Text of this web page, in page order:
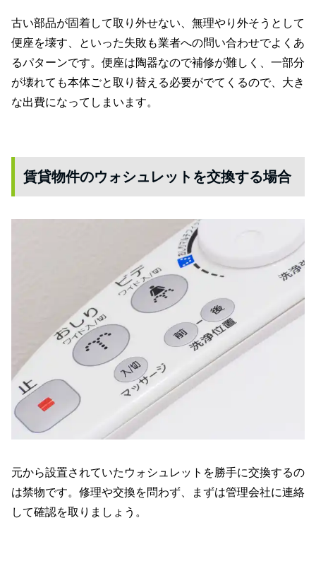
古い部品が固着して取り外せない、無理やり外そうとして
便座を壊す、といった失敗も業者への問い合わせでよくあ
るパターンです。便座は陶器なので補修が難しく、一部分
が壊れても本体ごと取り替える必要がでてくるので、大き
な出費になってしまいます。
賃貸物件のウォシュレットを交換する場合
元から設置されていたウォシュレットを勝手に交換するの
は禁物です。修理や交換を問わず、まずは管理会社に連絡
して確認を取りましょう。